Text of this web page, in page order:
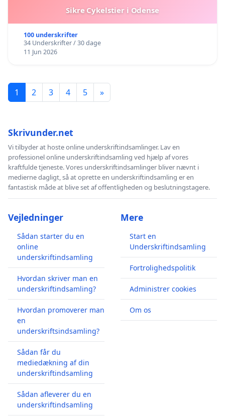
Sikre Cykelstier i Odense
100 underskrifter
34 Underskrifter / 30 dage
11 Jun 2026
1 2 3 4 5 »
Skrivunder.net
Vi tilbyder at hoste online underskriftindsamlinger. Lav en
professionel online underskriftindsamling ved hjælp af vores
kraftfulde tjeneste. Vores underskriftindsamlinger bliver nævnt i
medierne dagligt, så at oprette en underskriftindsamling er en
fantastisk måde at blive set af offentligheden og beslutningstagere.
Vejledninger
Sådan starter du en
online
underskriftindsamling
Hvordan skriver man en
underskriftindsamling?
Hvordan promoverer man
en
underskriftsindsamling?
Sådan får du
mediedækning af din
underskriftindsamling
Sådan afleverer du en
underskriftindsamling
Mere
Start en
Underskriftindsamling
Fortrolighedspolitik
Administrer cookies
Om os